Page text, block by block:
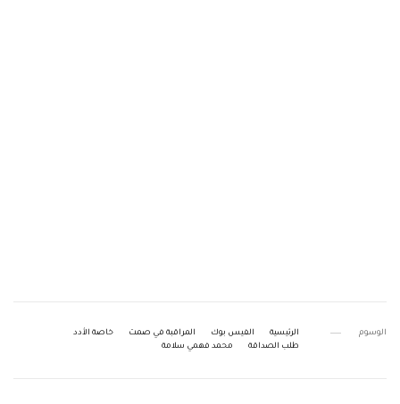
الوسوم الرئيسية الفيس بوك المراقبة في صمت
خاصة الأدد
طلب الصداقة
محمد فهمي سلامة